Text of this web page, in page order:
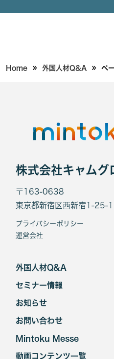
Home » 外国人材Q&A » ペ
株式会社キャムグ
〒163-0638
東京都新宿区西新宿1-25-1
プライバシーポリシー
運営会社
外国人材Q&A
セミナー情報
お知らせ
お問い合わせ
Mintoku Messe
動画コンテンツ一覧